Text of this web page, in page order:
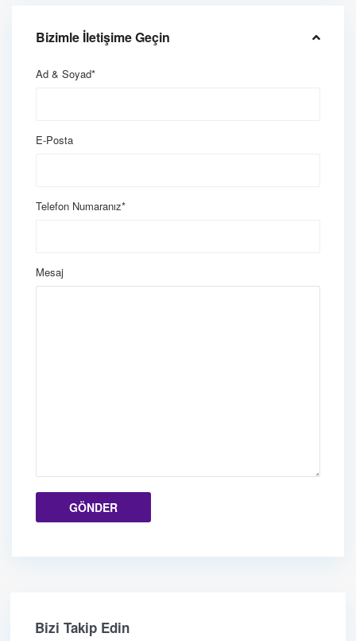
Bizimle İletişime Geçin
Ad & Soyad*
E-Posta
Telefon Numaranız*
Mesaj
Bizi Takip Edin